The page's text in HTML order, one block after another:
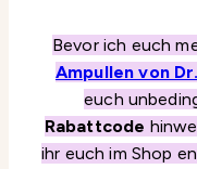
Bevor ich euch
Ampullen von
euch
Rabattcode
ihr euch im Shop